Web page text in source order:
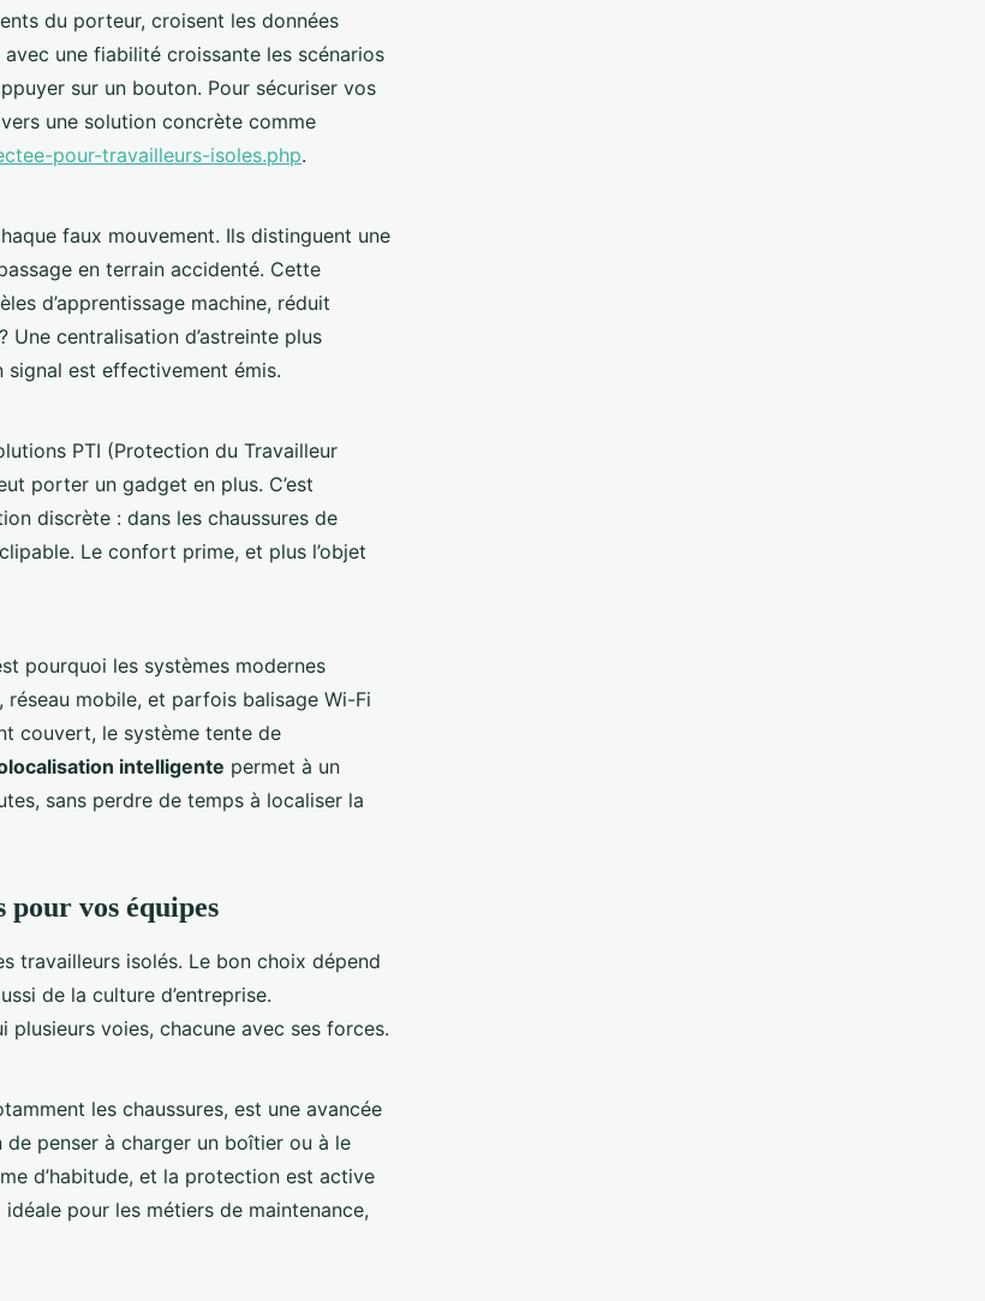
du porteur, croisent les données
une fiabilité croissante les scénarios
sur un bouton. Pour sécuriser vos
une solution concrète comme
pour-travailleurs-isoles.php.
faux mouvement. Ils distinguent une
en terrain accidenté. Cette
d’apprentissage machine, réduit
centralisation d’astreinte plus
est effectivement émis.
PTI (Protection du Travailleur
porter un gadget en plus. C’est
discrète : dans les chaussures de
Le confort prime, et plus l’objet
pourquoi les systèmes modernes
mobile, et parfois balisage Wi-Fi
couvert, le système tente de
intelligente permet à un
sans perdre de temps à localiser la
pour vos équipes
travailleurs isolés. Le bon choix dépend
de la culture d’entreprise.
plusieurs voies, chacune avec ses forces.
les chaussures, est une avancée
de penser à charger un boîtier ou à le
d’habitude, et la protection est active
pour les métiers de maintenance,